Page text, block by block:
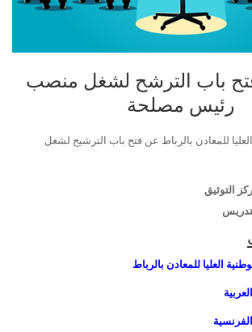
باب الترشح لشغل منصب
رئيس مصلحة
للمعادن بالرباط عن فتح باب الترشيح لشغل
التوثيق
العليا للمعادن بالرباط